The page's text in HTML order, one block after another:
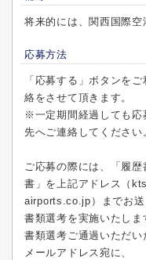
将来的には、関西国際空
応募方法
「応募する」ボタンを
絡をさせて頂きます。
※一定期間経過しても応
先へご連絡してください
ご応募の際には、「履
書」を上記アドレス（
airports.co.jp）までお送
書類選考を実施いたしま
書類選考ご通過いただ
メールアドレス宛に、